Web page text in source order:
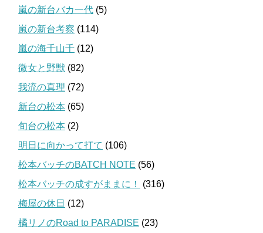
嵐の新台バカ一代 (5)
嵐の新台考察 (114)
嵐の海千山千 (12)
微女と野獣 (82)
我流の真理 (72)
新台の松本 (65)
旬台の松本 (2)
明日に向かって打て (106)
松本バッチのBATCH NOTE (56)
松本バッチの成すがままに！
(316)
梅屋の休日 (12)
橘リノのRoad to PARADISE (23)